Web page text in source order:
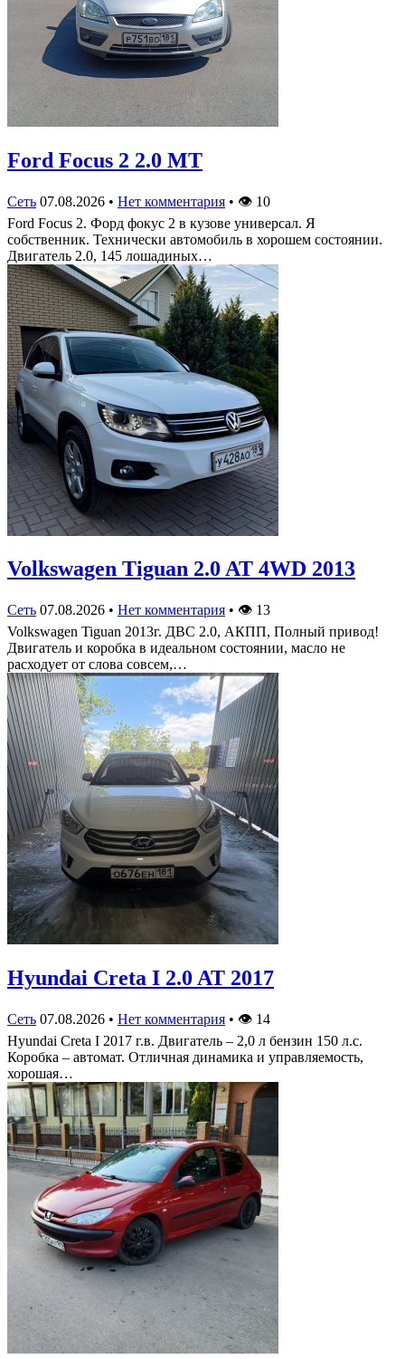
Ford Focus 2 2.0 MT
Сеть 07.08.2026 • Нет комментария • 👁 10
Ford Focus 2. Форд фокус 2 в кузове универсал. Я
собственник. Технически автомобиль в хорошем состоянии.
Двигатель 2.0, 145 лошадиных…
Volkswagen Tiguan 2.0 AT 4WD 2013
Сеть 07.08.2026 • Нет комментария • 👁 13
Volkswagen Tiguan 2013г. ДВС 2.0, АКПП, Полный привод!
Двигатель и коробка в идеальном состоянии, масло не
расходует от слова совсем,…
Hyundai Creta I 2.0 AT 2017
Сеть 07.08.2026 • Нет комментария • 👁 14
Hyundai Creta I 2017 г.в. Двигатель – 2,0 л бензин 150 л.с.
Коробка – автомат. Отличная динамика и управляемость,
хорошая…